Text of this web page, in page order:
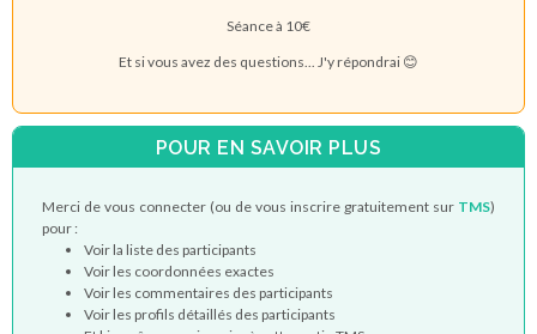
Séance à 10€
Et si vous avez des questions... J'y répondrai 😊
POUR EN SAVOIR PLUS
Merci de vous connecter (ou de vous inscrire gratuitement sur TMS)
pour :
Voir la liste des participants
Voir les coordonnées exactes
Voir les commentaires des participants
Voir les profils détaillés des participants